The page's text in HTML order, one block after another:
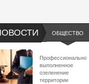
ОБЩЕСТВО
Профессионально
выполненное
озеленение
территории